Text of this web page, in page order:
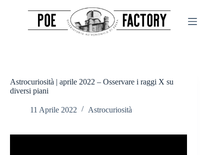
Astrocuriosità | aprile 2022 – Osservare i raggi X su
diversi piani
11 Aprile 2022 Astrocuriosità